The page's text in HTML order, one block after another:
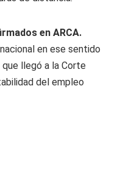
en ARCA.
en ese sentido
que llegó a la Corte
del empleo